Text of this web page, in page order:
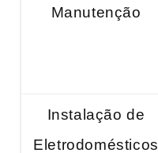
Manutenção
Instalação de
Eletrodomésticos